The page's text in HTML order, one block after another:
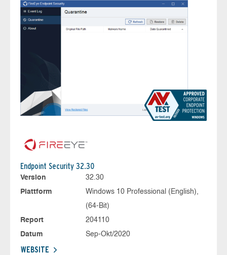
Endpoint Security 32.30
Version
32.30
Plattform
Windows 10 Professional (English),
(64-Bit)
Report
204110
Datum
Sep-Okt/2020
WEBSITE